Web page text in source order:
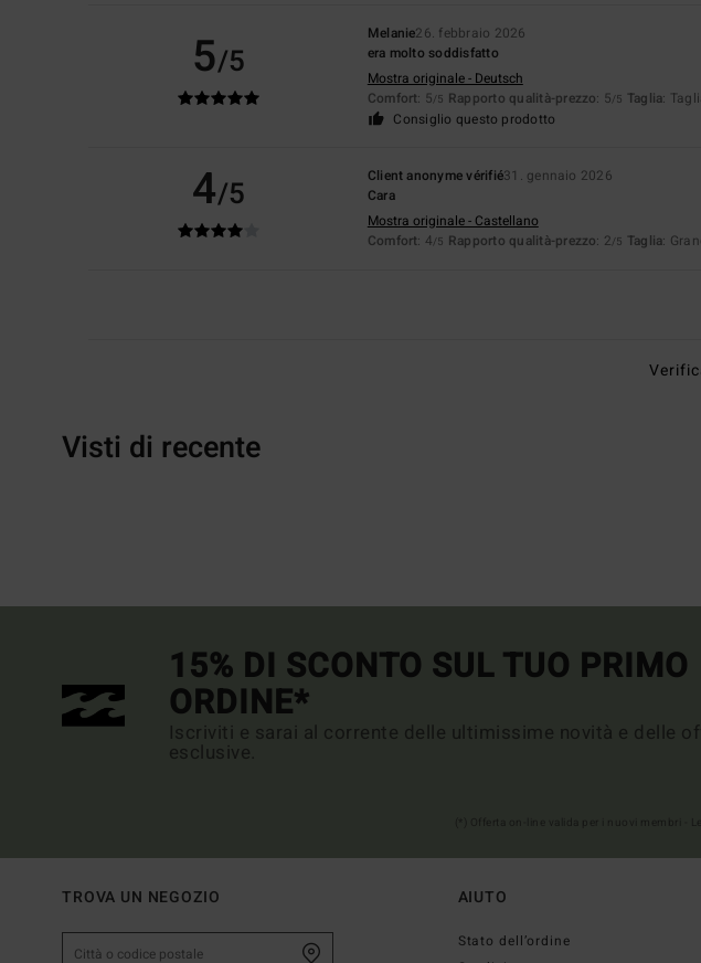
5/5
Melanie26. febbraio 2026
era molto soddisfatto
Mostra originale - Deutsch
Comfort: 5/5 Rapporto qualità-prezzo: 5/5 Taglia:
Consiglio questo prodotto
4/5 Client anonyme vérifié31. gennaio 2026
Cara
Mostra originale - Castellano
Comfort: 4/5 Rapporto qualità-prezzo: 2/5 Taglia:
Visti di recente
15% DI SCONTO SUL TUO PRIMO
ORDINE*
Iscriviti e sarai al corrente delle ultimissime novità e delle
esclusive.
TROVA UN NEGOZIO AIUTO
Stato dell’ordine